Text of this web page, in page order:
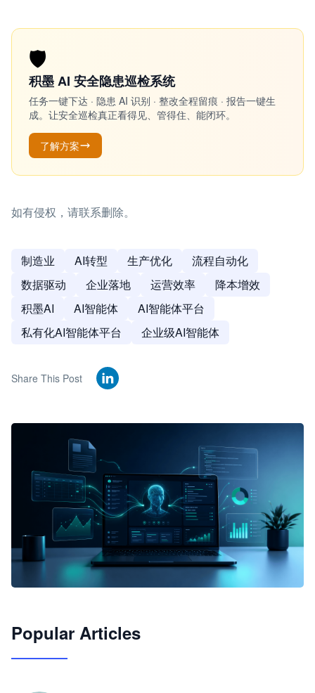
🛡️
积墨 AI 安全隐患巡检系统
任务一键下达 · 隐患 AI 识别 · 整改全程留痕 · 报告一键生
成。让安全巡检真正看得见、管得住、能闭环。
了解方案
如有侵权，请联系删除。
制造业 AI转型 生产优化
流程自动化
数据驱动
企业落地 运营效率
降本增效
积墨AI
AI智能体
AI智能体平台
私有化AI智能体平台
企业级AI智能体
Share This Post
JimoClaw 桌面 AI Agent 工作台
Popular Articles